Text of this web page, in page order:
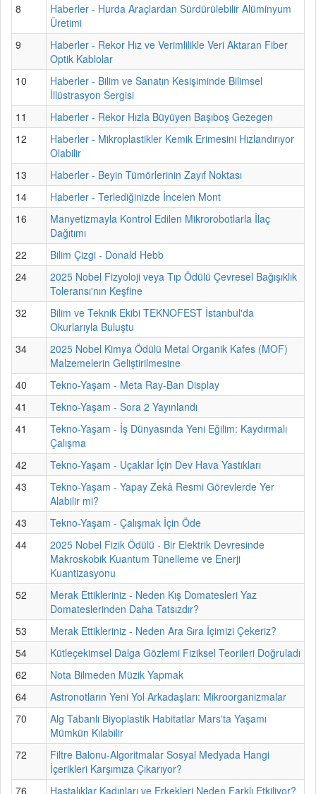
8
Haberler - Hurda Araçlardan Sürdürülebilir Alüminyum
Üretimi
9
Haberler - Rekor Hız ve Verimlilikle Veri Aktaran Fiber
Optik Kablolar
10
Haberler - Bilim ve Sanatın Kesişiminde Bilimsel
İllüstrasyon Sergisi
11
Haberler - Rekor Hızla Büyüyen Başıboş Gezegen
12
Haberler - Mikroplastikler Kemik Erimesini Hızlandırıyor
Olabilir
13
Haberler - Beyin Tümörlerinin Zayıf Noktası
14
Haberler - Terlediğinizde İncelen Mont
16
Manyetizmayla Kontrol Edilen Mikrorobotlarla İlaç
Dağıtımı
22
Bilim Çizgi - Donald Hebb
24
2025 Nobel Fizyoloji veya Tıp Ödülü Çevresel Bağışıklık
Toleransı'nın Keşfine
32
Bilim ve Teknik Ekibi TEKNOFEST İstanbul'da
Okurlarıyla Buluştu
34
2025 Nobel Kimya Ödülü Metal Organik Kafes (MOF)
Malzemelerin Geliştirilmesine
40
Tekno-Yaşam - Meta Ray-Ban Display
41
Tekno-Yaşam - Sora 2 Yayınlandı
41
Tekno-Yaşam - İş Dünyasında Yeni Eğilim: Kaydırmalı
Çalışma
42
Tekno-Yaşam - Uçaklar İçin Dev Hava Yastıkları
43
Tekno-Yaşam - Yapay Zekâ Resmi Görevlerde Yer
Alabilir mi?
43
Tekno-Yaşam - Çalışmak İçin Öde
44
2025 Nobel Fizik Ödülü - Bir Elektrik Devresinde
Makroskobik Kuantum Tünelleme ve Enerji
Kuantizasyonu
52
Merak Ettikleriniz - Neden Kış Domatesleri Yaz
Domateslerinden Daha Tatsızdır?
53
Merak Ettikleriniz - Neden Ara Sıra İçimizi Çekeriz?
54
Kütleçekimsel Dalga Gözlemi Fiziksel Teorileri Doğruladı
62
Nota Bilmeden Müzik Yapmak
64
Astronotların Yeni Yol Arkadaşları: Mikroorganizmalar
70
Alg Tabanlı Biyoplastik Habitatlar Mars'ta Yaşamı
Mümkün Kılabilir
72
Filtre Balonu-Algoritmalar Sosyal Medyada Hangi
İçerikleri Karşımıza Çıkarıyor?
76
Hastalıklar Kadınları ve Erkekleri Neden Farklı Etkiliyor?